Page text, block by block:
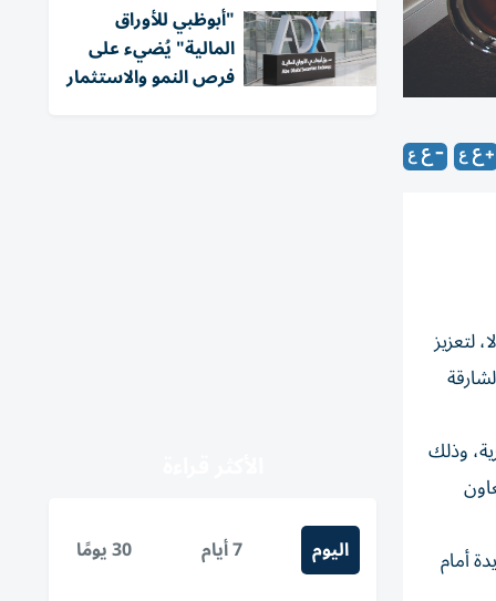
لتعزيز
وذلك
أمام
"أبوظبي للأوراق
المالية" يُضيء على
فرص النمو والاستثمار
اليوم 7 أيام 30 يومًا